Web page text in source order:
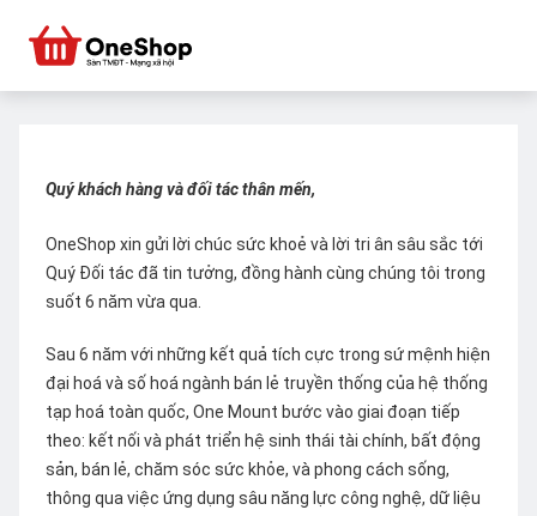
Quý khách hàng và đối tác thân mến,
OneShop xin gửi lời chúc sức khoẻ và lời tri ân sâu sắc tới
Quý Đối tác đã tin tưởng, đồng hành cùng chúng tôi trong
suốt 6 năm vừa qua.
Sau 6 năm với những kết quả tích cực trong sứ mệnh hiện
đại hoá và số hoá ngành bán lẻ truyền thống của hệ thống
tạp hoá toàn quốc, One Mount bước vào giai đoạn tiếp
theo: kết nối và phát triển hệ sinh thái tài chính, bất động
sản, bán lẻ, chăm sóc sức khỏe, và phong cách sống,
thông qua việc ứng dụng sâu năng lực công nghệ, dữ liệu